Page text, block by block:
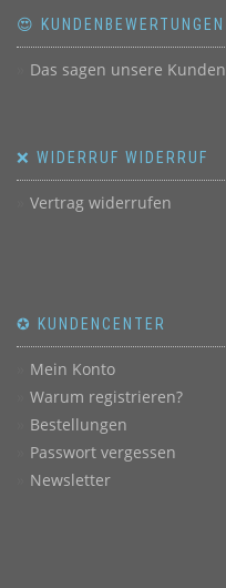
😍 KUNDENBEWERTUNGEN
Das sagen unsere Kunden
❌ WIDERRUF WIDERRUF
Vertrag widerrufen
✪ KUNDENCENTER
Mein Konto
Warum registrieren?
Bestellungen
Passwort vergessen
Newsletter